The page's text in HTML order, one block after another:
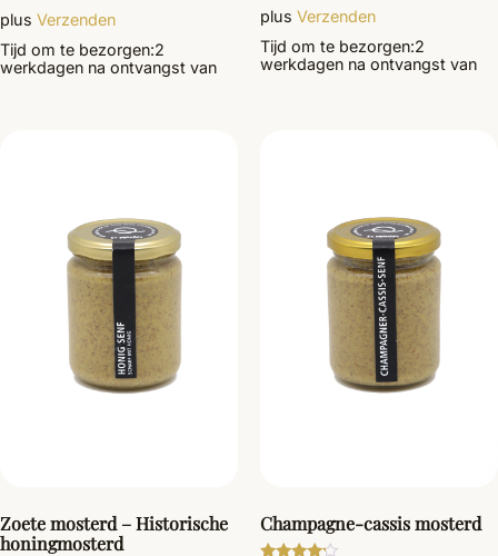
plus Verzenden
Tijd om te bezorgen:2
werkdagen na ontvangst van
plus Verzenden
Tijd om te bezorgen:2
werkdagen na ontvangst van
Zoete mosterd – Historische
honingmosterd
Champagne-cassis mosterd